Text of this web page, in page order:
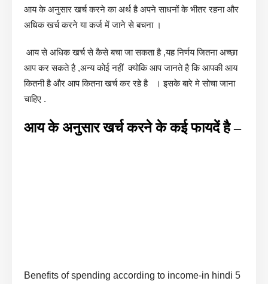
आय के अनुसार खर्च करने का अर्थ है अपने साधनों के भीतर रहना और
अधिक खर्च करने या कर्ज में जाने से बचना ।
आय से अधिक खर्च से कैसे बचा जा सकता है ,यह निर्णय जितना अच्छा
आप कर सकते है ,अन्य कोई नहीं क्योकि आप जानते है कि आपकी आय
कितनी है और आप कितना खर्च कर रहे है । इसके बारे मे सोचा जाना
चाहिए .
आय के अनुसार खर्च करने के कई फायदें है –
Benefits of spending according to income-in hindi 5